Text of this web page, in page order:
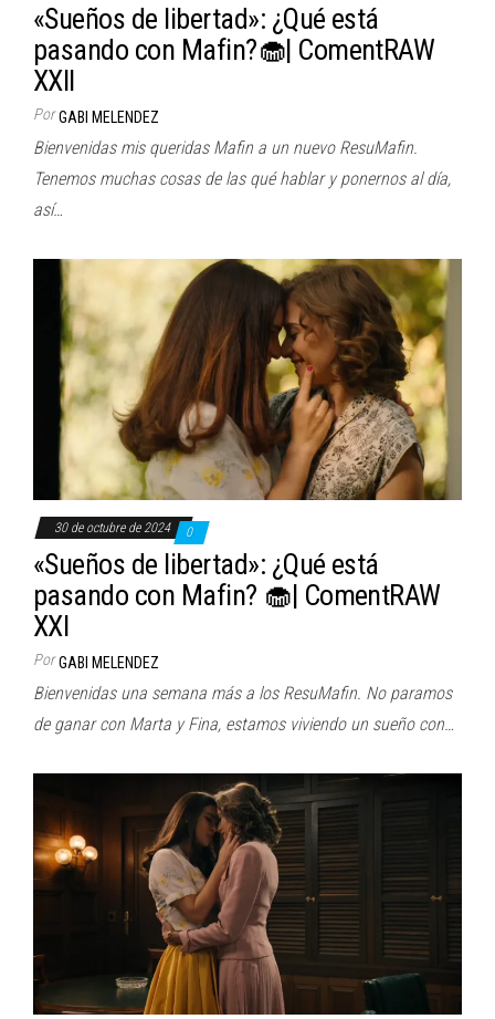
«Sueños de libertad»: ¿Qué está
pasando con Mafin?🧁| ComentRAW
XXII
Por GABI MELENDEZ
Bienvenidas mis queridas Mafin a un nuevo ResuMafin.
Tenemos muchas cosas de las qué hablar y ponernos al día,
así…
30 de octubre de 2024 0
«Sueños de libertad»: ¿Qué está
pasando con Mafin? 🧁| ComentRAW
XXI
Por GABI MELENDEZ
Bienvenidas una semana más a los ResuMafin. No paramos
de ganar con Marta y Fina, estamos viviendo un sueño con…